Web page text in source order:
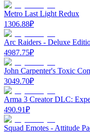
Metro Last Light Redux
1306.88₽
Arc Raiders - Deluxe
4987.75₽
John Carpenter's Toxic
3049.70₽
Arma 3 Creator DLC:
490.91₽
Squad Emotes - Attitude